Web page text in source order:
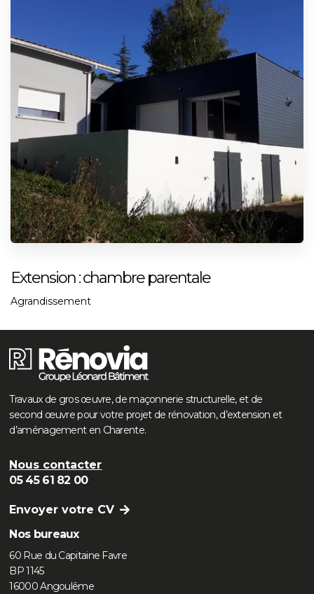
Extension : chambre parentale
Agrandissement
Travaux de gros œuvre, de maçonnerie structurelle, et de
second œuvre pour votre projet de rénovation, d’extension et
d’aménagement en Charente.
Nous contacter
05 45 61 82 00
Envoyer votre CV
Nos bureaux
60 Rue du Capitaine Favre
BP 1145
16000 Angoulême